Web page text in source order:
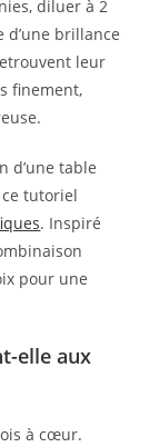
diluer à 2
d’une brillance
leur
finement,
d’une table
tutoriel
. Inspiré
pour une
elle aux
à cœur.